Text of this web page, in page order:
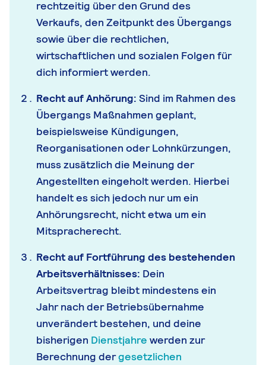
rechtzeitig über den Grund des
Verkaufs, den Zeitpunkt des Übergangs
sowie über die rechtlichen,
wirtschaftlichen und sozialen Folgen für
dich informiert werden.
Recht auf Anhörung: Sind im Rahmen des
Übergangs Maßnahmen geplant,
beispielsweise Kündigungen,
Reorganisationen oder Lohnkürzungen,
muss zusätzlich die Meinung der
Angestellten eingeholt werden. Hierbei
handelt es sich jedoch nur um ein
Anhörungsrecht, nicht etwa um ein
Mitspracherecht.
Recht auf Fortführung des bestehenden
Arbeitsverhältnisses: Dein
Arbeitsvertrag bleibt mindestens ein
Jahr nach der Betriebsübernahme
unverändert bestehen, und deine
bisherigen Dienstjahre werden zur
Berechnung dergesetzlichen